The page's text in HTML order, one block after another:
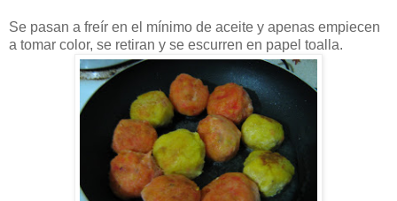
Se pasan a freír en el mínimo de aceite y apenas empiecen
a tomar color, se retiran y se escurren en papel toalla.